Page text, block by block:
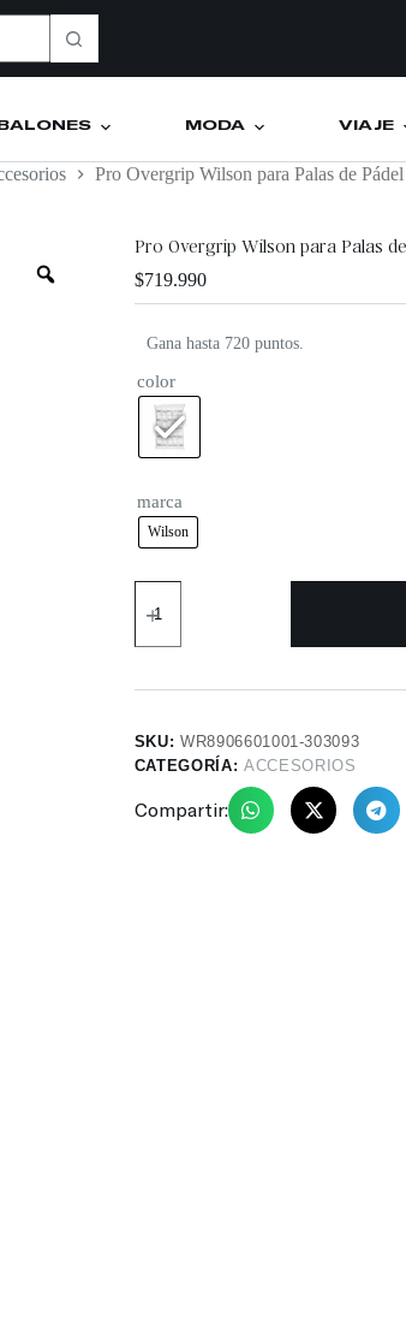
MODA VIAJE
Pro Overgrip Wilson para Palas de
Pro Overgrip Wilson para Palas
$719.990
Gana hasta 720 puntos.
color
marca
Wilson
SKU:WR8906601001-303093
CATEGORÍA: ACCESORIOS
Compartir: